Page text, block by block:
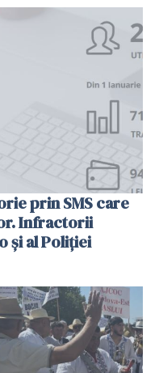
prin SMS care
Infractorii
și al Poliției